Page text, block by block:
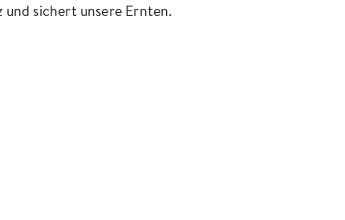
und sichert unsere Ernten.